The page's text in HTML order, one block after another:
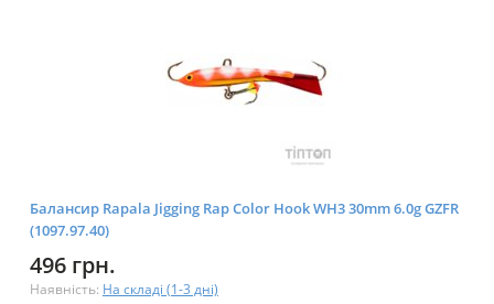
Балансир Rapala Jigging Rap Color Hook WH3 30mm 6.0g GZFR
(1097.97.40)
496 грн.
Наявність: На складі (1-3 дні)